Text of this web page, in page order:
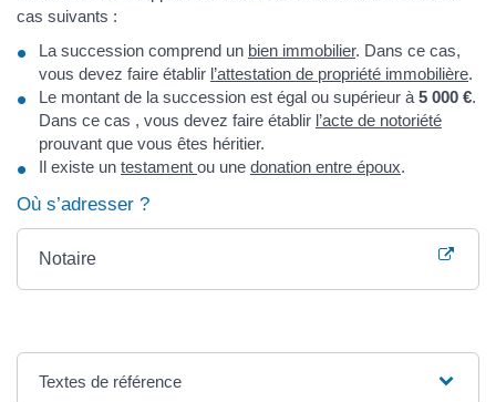
cas suivants :
La succession comprend un bien immobilier. Dans ce cas,
vous devez faire établir l’attestation de propriété immobilière.
Le montant de la succession est égal ou supérieur à5 000 €.
Dans ce cas , vous devez faire établir l’acte de notoriété
prouvant que vous êtes héritier.
Il existe un testament ou une donation entre époux.
Où s’adresser ?
Notaire
Textes de référence